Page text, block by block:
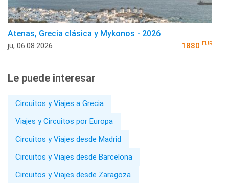
Atenas, Grecia clásica y Mykonos - 2026
ju, 06.08.2026 1880 EUR
Le puede interesar
Circuitos y Viajes a Grecia
Viajes y Circuitos por Europa
Circuitos y Viajes desde Madrid
Circuitos y Viajes desde Barcelona
Circuitos y Viajes desde Zaragoza